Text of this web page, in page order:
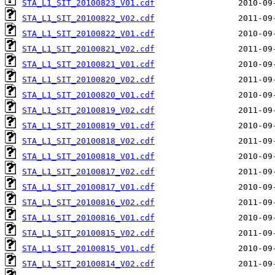
STA_L1_SIT_20100823_V01.cdf
STA_L1_SIT_20100822_V02.cdf
STA_L1_SIT_20100822_V01.cdf
STA_L1_SIT_20100821_V02.cdf
STA_L1_SIT_20100821_V01.cdf
STA_L1_SIT_20100820_V02.cdf
STA_L1_SIT_20100820_V01.cdf
STA_L1_SIT_20100819_V02.cdf
STA_L1_SIT_20100819_V01.cdf
STA_L1_SIT_20100818_V02.cdf
STA_L1_SIT_20100818_V01.cdf
STA_L1_SIT_20100817_V02.cdf
STA_L1_SIT_20100817_V01.cdf
STA_L1_SIT_20100816_V02.cdf
STA_L1_SIT_20100816_V01.cdf
STA_L1_SIT_20100815_V02.cdf
STA_L1_SIT_20100815_V01.cdf
STA_L1_SIT_20100814_V02.cdf